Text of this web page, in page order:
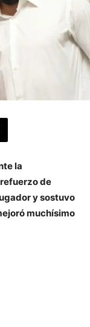
la
de
y sostuvo
muchísimo